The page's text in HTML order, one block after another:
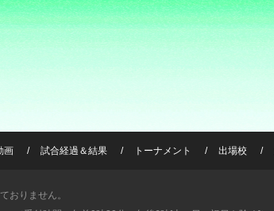
画 試合経過＆結果 トーナメント 出場校
おりません。